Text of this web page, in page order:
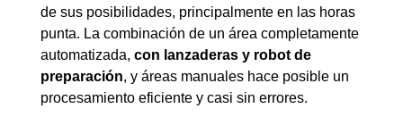
de sus posibilidades, principalmente en las horas
punta. La combinación de un área completamente
automatizada, con lanzaderas y robot de
preparación, y áreas manuales hace posible un
procesamiento eficiente y casi sin errores.